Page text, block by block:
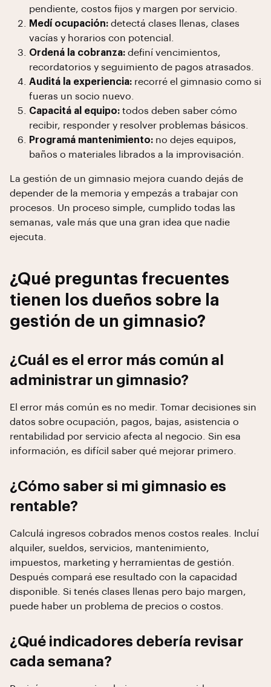
pendiente, costos fijos y margen por servicio.
Medí ocupación: detectá clases llenas, clases
vacías y horarios con potencial.
Ordená la cobranza: definí vencimientos,
recordatorios y seguimiento de pagos atrasados.
Auditá la experiencia: recorré el gimnasio como si
fueras un socio nuevo.
Capacitá al equipo: todos deben saber cómo
recibir, responder y resolver problemas básicos.
Programá mantenimiento: no dejes equipos,
baños o materiales librados a la improvisación.
La gestión de un gimnasio mejora cuando dejás de
depender de la memoria y empezás a trabajar con
procesos. Un proceso simple, cumplido todas las
semanas, vale más que una gran idea que nadie
ejecuta.
¿Qué preguntas frecuentes
tienen los dueños sobre la
gestión de un gimnasio?
¿Cuál es el error más común al
administrar un gimnasio?
El error más común es no medir. Tomar decisiones sin
datos sobre ocupación, pagos, bajas, asistencia o
rentabilidad por servicio afecta al negocio. Sin esa
información, es difícil saber qué mejorar primero.
¿Cómo saber si mi gimnasio es
rentable?
Calculá ingresos cobrados menos costos reales. Incluí
alquiler, sueldos, servicios, mantenimiento,
impuestos, marketing y herramientas de gestión.
Después compará ese resultado con la capacidad
disponible. Si tenés clases llenas pero bajo margen,
puede haber un problema de precios o costos.
¿Qué indicadores debería revisar
cada semana?